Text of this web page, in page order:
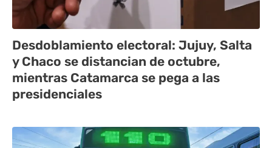
Desdoblamiento electoral: Jujuy, Salta
y Chaco se distancian de octubre,
mientras Catamarca se pega a las
presidenciales